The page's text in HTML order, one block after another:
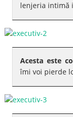
lenjeria intimă
Acesta este
îmi voi pierde